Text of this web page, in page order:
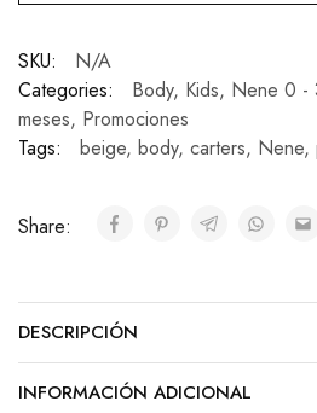
SKU:
N/A
Categories:
Body, Kids, Nene 0 -
meses, Promociones
Tags:
beige, body, carters, Nene,
Share:
DESCRIPCIÓN
INFORMACIÓN ADICIONAL